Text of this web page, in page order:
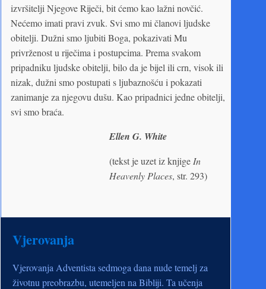
izvršitelji Njegove Riječi, bit ćemo kao lažni novčić.
Nećemo imati pravi zvuk. Svi smo mi članovi ljudske
obitelji. Dužni smo ljubiti Boga, pokazivati Mu
privrženost u riječima i postupcima. Prema svakom
pripadniku ljudske obitelji, bilo da je bijel ili crn, visok ili
nizak, dužni smo postupati s ljubaznošću i pokazati
zanimanje za njegovu dušu. Kao pripadnici jedne obitelji,
svi smo braća.
Ellen G. White
(tekst je uzet iz knjige In
Heavenly Places, str. 293)
Vjerovanja
Vjerovanja Adventista sedmoga dana nude temelj za
životnu preobrazbu, utemeljen na Bibliji. Ta učenja